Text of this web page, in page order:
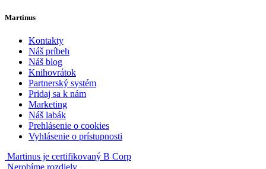
Martinus
Kontakty
Náš príbeh
Náš blog
Knihovrátok
Partnerský systém
Pridaj sa k nám
Marketing
Náš labák
Prehlásenie o cookies
Vyhlásenie o prístupnosti
Martinus je certifikovaný B Corp
Nerobíme rozdiely